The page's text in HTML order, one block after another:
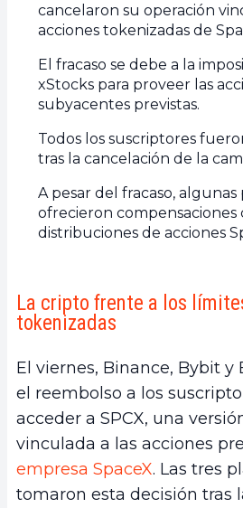
cancelaron su operación
acciones tokenizadas de
El fracaso se debe a la
xStocks para proveer las
subyacentes previstas.
Todos los suscriptores
tras la cancelación de la
A pesar del fracaso,
ofrecieron compensaciones
distribuciones de acciones
La cripto frente a los
tokenizadas
El viernes, Binance, Bybit
el reembolso a los
acceder a SPCX, una
vinculada a las acciones
empresa SpaceX. Las tres
tomaron esta decisión tras